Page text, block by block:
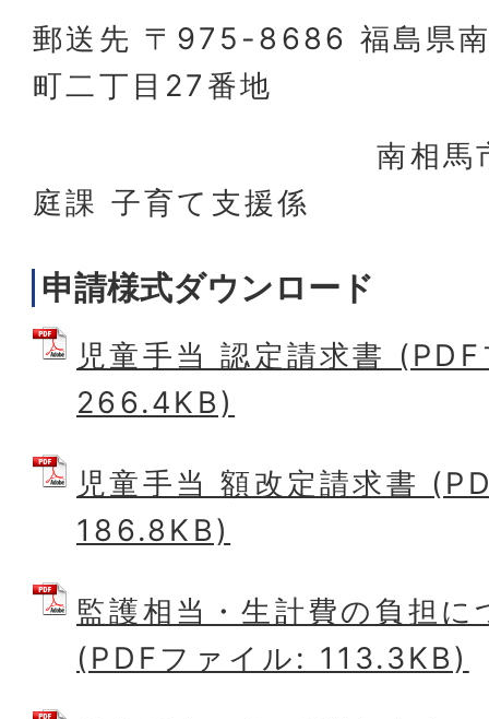
郵送先 〒975-8686 福島県
町二丁目27番地
南相馬市役所
庭課 子育て支援係
申請様式ダウンロード
児童手当 認定請求書
266.4KB)
児童手当 額改定請求書
186.8KB)
監護相当・生計費の負担
(PDFファイル: 113.3KB)